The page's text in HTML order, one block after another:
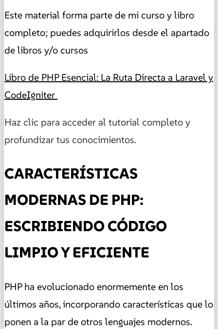
Este material forma parte de mi curso y libro
completo; puedes adquirirlos desde el apartado
de libros y/o cursos
Libro de PHP Esencial: La Ruta Directa a Laravel y
CodeIgniter
Haz clic para acceder al tutorial completo y
profundizar tus conocimientos.
CARACTERÍSTICAS
MODERNAS DE PHP:
ESCRIBIENDO CÓDIGO
LIMPIO Y EFICIENTE
PHP ha evolucionado enormemente en los
últimos años, incorporando características que lo
ponen a la par de otros lenguajes modernos.